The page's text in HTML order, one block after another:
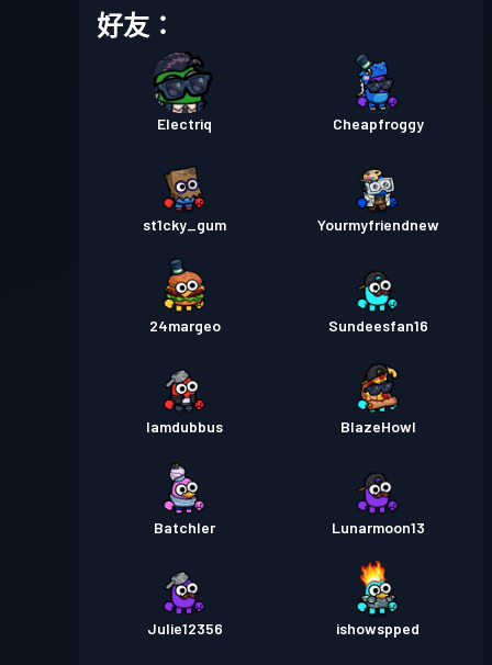
好友：
Electriq Cheapfroggy
st1cky_gum Yourmyfriendnew
24margeo Sundeesfan16
Iamdubbus BlazeHowl
Batchler Lunarmoon13
Julie12356 ishowspped